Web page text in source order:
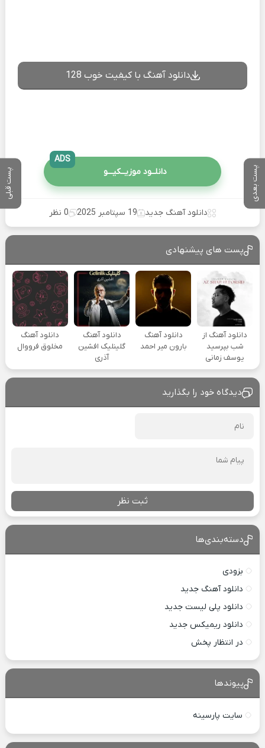
پست بعدی پست قبلی
دانلود آهنگ با کیفیت خوب 128
دانلــود موزیــکیـــو
ADS
دانلود آهنگ جدید 19 سپتامبر 2025 0 نظر
پست های پیشنهادی
دانلود آهنگ از
شب بپرسید
یوسف زمانی
دانلود آهنگ
بارون میر احمد
دانلود آهنگ
گلینلیک افشین
آذری
دانلود آهنگ
مخلوق فرووال
دیدگاه خود را بگذارید
ثبت نظر
دسته‌بندی‌ها
بزودی
دانلود آهنگ جدید
دانلود پلی لیست جدید
دانلود ریمیکس جدید
در انتظار پخش
پیوندها
سایت پارسینه